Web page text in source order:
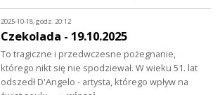
2025-10-18, godz. 20:12
Czekolada - 19.10.2025
To tragiczne i przedwczesne pożegnanie,
którego nikt się nie spodziewał. W wieku 51. lat
odszedł D'Angelo - artysta, którego wpływ na